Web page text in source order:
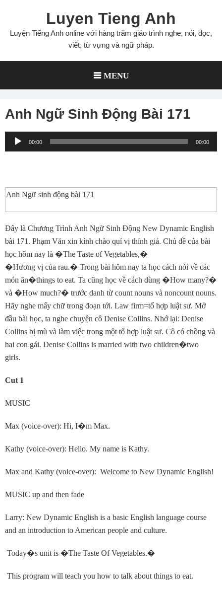
content
Luyen Tieng Anh
Luyện Tiếng Anh online với hàng trăm giáo trình nghe, nói, đọc,
viết, từ vựng và ngữ pháp.
MENU
Anh Ngữ Sinh Động Bài 171
Audio
Player
00:00 00:00
Anh Ngữ sinh động bài 171
Ðây là Chương Trình Anh Ngữ Sinh Ðộng New Dynamic English
bài 171. Phạm Văn xin kính chào quí vị thính giả. Chủ đề của bài
học hôm nay là �The Taste of Vegetables,�
�Hương vị của rau.� Trong bài hôm nay ta học cách nói về các
món ăn�things to eat. Ta cũng học về cách dùng �How many?�
và �How much?� trước danh từ count nouns và noncount nouns.
Hãy nghe mấy chữ trong đoạn tới. Law firm=tổ hợp luật sư. Mở
đầu bài học, ta nghe chuyện cô Denise Collins. Nhớ lại: Denise
Collins bị mù và làm việc trong một tổ hợp luật sư. Cô có chồng và
hai con gái. Denise Collins is married with two children�two
girls.
Cut 1
MUSIC
Max (voice-over): Hi, I�m Max.
Kathy (voice-over): Hello. My name is Kathy.
Max and Kathy (voice-over): Welcome to New Dynamic English!
MUSIC up and then fade
Larry: New Dynamic English is a basic English language course
and an introduction to American people and culture.
Today�s unit is �The Taste Of Vegetables.�
This program will teach you how to talk about things to eat.